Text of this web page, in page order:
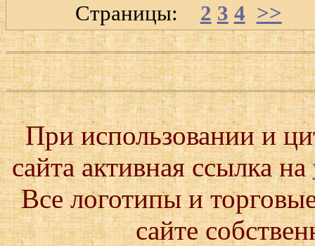
Страницы: 2 3 4 >>
При использовании и
сайта активная ссылка на
Все логотипы и
сайте